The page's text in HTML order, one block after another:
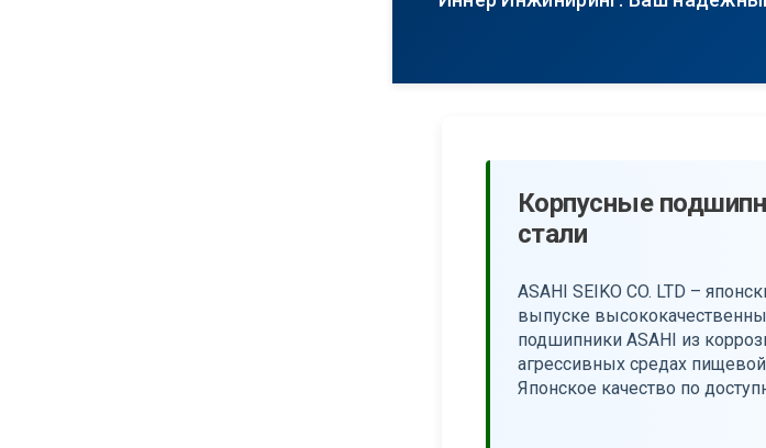
Корпусные
стали
ASAHI SEIKO CO. LTD –
выпуске
подшипники ASAHI из
агрессивных средах
Японское качество по